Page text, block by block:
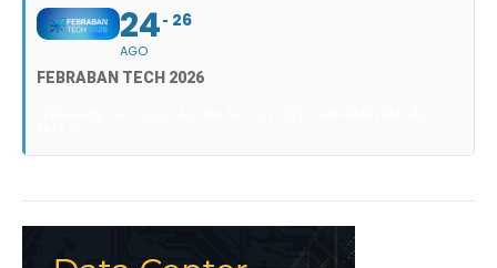
24
AGO
26
FEBRABAN TECH 2026